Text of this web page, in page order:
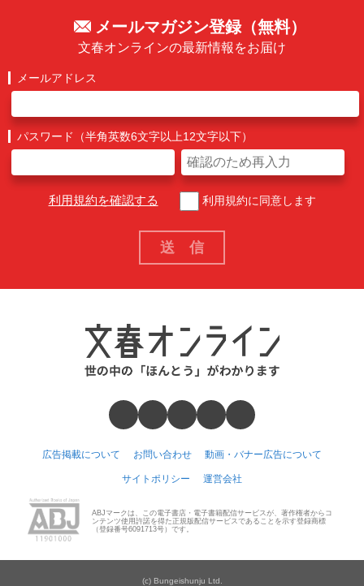
メールマガジン登録（無料）
文春オンラインの最新情報をお届け
メールアドレス
パスワード（半角英数6文字以上12文字以下）
利用規約を確認する 利用規約に同意します
広告掲載について お問い合わせ 動画・バナー広告について
サイトポリシー 運営会社
ABJマークは、この電子書店・電子書籍配信サービスが、著作権者からコ
ンテンツ使用許諾を得た正規版配信サービスであることを示す登録商標
（登録番号6091713号）です。
(c) Bungeishunju Ltd.